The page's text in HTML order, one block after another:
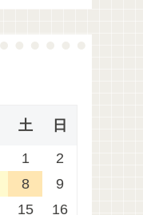
土 日
1
2
8
9
15
16